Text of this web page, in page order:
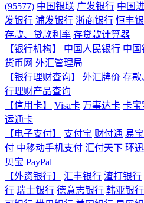
(95577) 中国银联 广发银行 中国
发银行 浦发银行 浙商银行 恒丰
存款、贷款利率 存贷款计算器
【银行机构】
中国人民银行 中国
货币网 外汇管理局
【银行理财查询】
外汇牌价 存款
行理财产品查询
【信用卡】
Visa卡 万事达卡 卡宝
运通卡
【电子支付】
支付宝 财付通 易宝
付 中移动手机支付 汇付天下 环
贝宝 PayPal
【外资银行】
汇丰银行 渣打银行
行 瑞士银行 德意志银行 韩亚银行